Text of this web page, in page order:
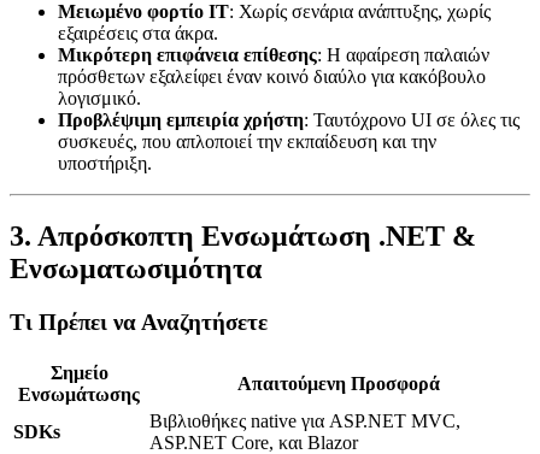
Μειωμένο φορτίο IT: Χωρίς σενάρια ανάπτυξης, χωρίς
εξαιρέσεις στα άκρα.
Μικρότερη επιφάνεια επίθεσης: Η αφαίρεση παλαιών
πρόσθετων εξαλείφει έναν κοινό διαύλο για κακόβουλο
λογισμικό.
Προβλέψιμη εμπειρία χρήστη: Ταυτόχρονο UI σε όλες τις
συσκευές, που απλοποιεί την εκπαίδευση και την
υποστήριξη.
3. Απρόσκοπτη Ενσωμάτωση .NET &
Ενσωματωσιμότητα
Τι Πρέπει να Αναζητήσετε
Σημείο
Ενσωμάτωσης
Απαιτούμενη Προσφορά
SDKs
Βιβλιοθήκες native για ASP.NET MVC,
ASP.NET Core, και Blazor